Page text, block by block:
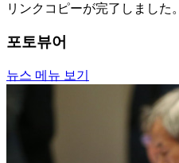
リンクコピーが完了しました。
포토뷰어
뉴스 메뉴 보기